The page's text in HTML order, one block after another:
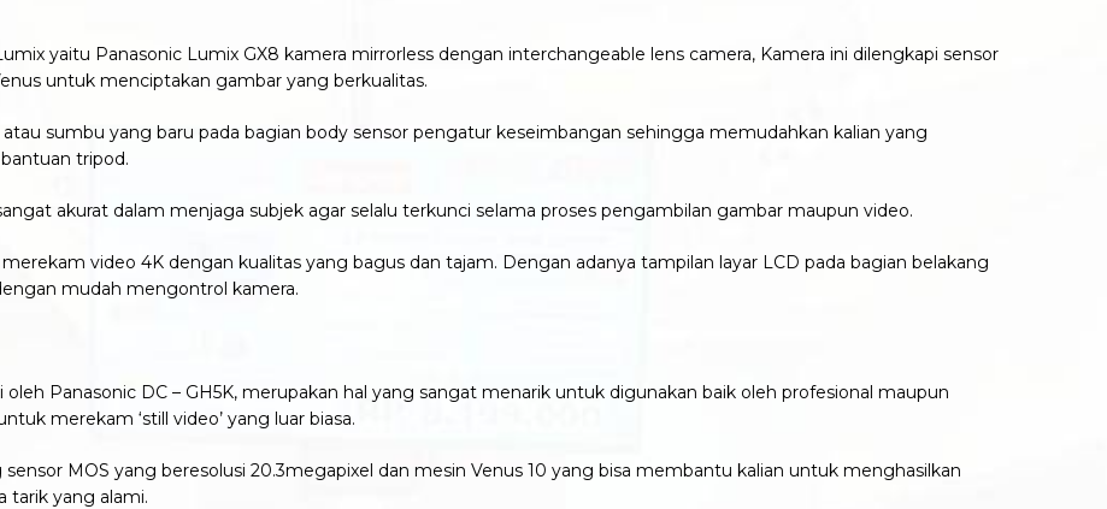
yaitu Panasonic Lumix GX8 kamera mirrorless dengan interchangeable lens camera, Kamera ini dilengkapi sensor
untuk menciptakan gambar yang berkualitas.
sumbu yang baru pada bagian body sensor pengatur keseimbangan sehingga memudahkan kalian yang
tripod.
akurat dalam menjaga subjek agar selalu terkunci selama proses pengambilan gambar maupun video.
video 4K dengan kualitas yang bagus dan tajam. Dengan adanya tampilan layar LCD pada bagian belakang
mudah mengontrol kamera.
Panasonic DC – GH5K, merupakan hal yang sangat menarik untuk digunakan baik oleh profesional maupun
merekam ‘still video’ yang luar biasa.
MOS yang beresolusi 20.3megapixel dan mesin Venus 10 yang bisa membantu kalian untuk menghasilkan
tarik yang alami.